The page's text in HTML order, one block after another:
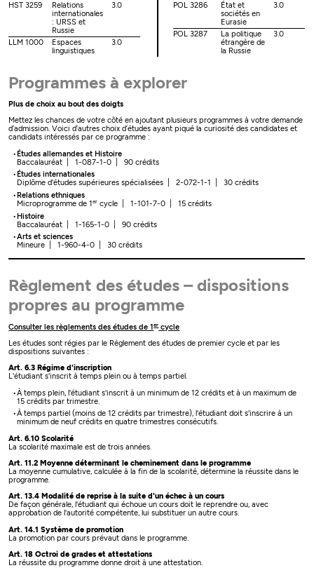
HST 3259
Relations
internationales
: URSS et
Russie
3.0
LLM 1000
Espaces
linguistiques
3.0
POL 3286
État et
sociétés en
Eurasie
3.0
POL 3287
La politique
étrangère de
la Russie
3.0
Programmes à explorer
Plus de choix au bout des doigts
Mettez les chances de votre côté en ajoutant plusieurs programmes à votre demande
d’admission. Voici d’autres choix d’études ayant piqué la curiosité des candidates et
candidats intéressés par ce programme :
Études allemandes et Histoire
Baccalauréat | 1-087-1-0 | 90 crédits
Études internationales
Diplôme d'études supérieures spécialisées | 2-072-1-1 | 30 crédits
Relations ethniques
Microprogramme de 1ercycle | 1-101-7-0 | 15 crédits
Histoire
Baccalauréat | 1-165-1-0 | 90 crédits
Arts et sciences
Mineure | 1-960-4-0 | 30 crédits
Règlement des études – dispositions
propres au programme
Consulter les règlements des études de 1ercycle
Les études sont régies par le Règlement des études de premier cycle et par les
dispositions suivantes :
Art. 6.3 Régime d'inscription
L'étudiant s'inscrit à temps plein ou à temps partiel.
À temps plein, l'étudiant s'inscrit à un minimum de 12 crédits et à un maximum de
15 crédits par trimestre.
À temps partiel (moins de 12 crédits par trimestre), l'étudiant doit s'inscrire à un
minimum de neuf crédits en quatre trimestres consécutifs.
Art. 6.10 Scolarité
La scolarité maximale est de trois années.
Art. 11.2 Moyenne déterminant le cheminement dans le programme
La moyenne cumulative, calculée à la fin de la scolarité, détermine la réussite dans le
programme.
Art. 13.4 Modalité de reprise à la suite d'un échec à un cours
De façon générale, l'étudiant qui échoue un cours doit le reprendre ou, avec
approbation de l'autorité compétente, lui substituer un autre cours.
Art. 14.1 Système de promotion
La promotion par cours prévaut dans le programme.
Art. 18 Octroi de grades et attestations
La réussite du programme donne droit à une attestation.